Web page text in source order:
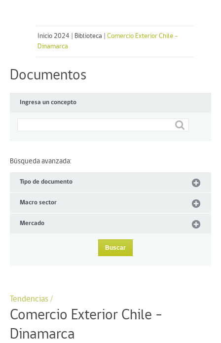
Inicio 2024 Biblioteca
Comercio Exterior Chile -
Dinamarca
Documentos
Ingresa un concepto
Búsqueda avanzada:
Tipo de documento
Macro sector
Mercado
Tendencias /
Comercio Exterior Chile –
Dinamarca